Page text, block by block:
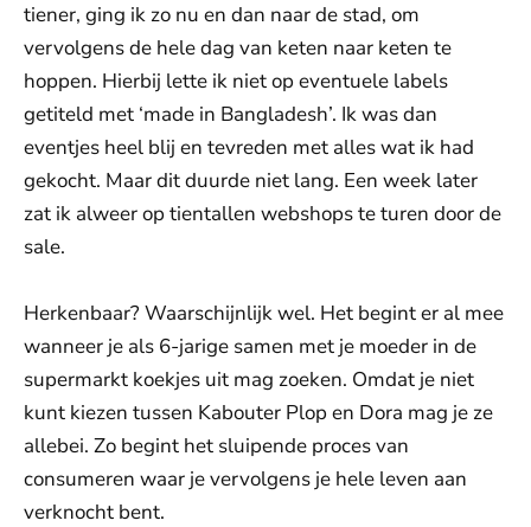
tiener, ging ik zo nu en dan naar de stad, om
vervolgens de hele dag van keten naar keten te
hoppen. Hierbij lette ik niet op eventuele labels
getiteld met ‘made in Bangladesh’. Ik was dan
eventjes heel blij en tevreden met alles wat ik had
gekocht. Maar dit duurde niet lang. Een week later
zat ik alweer op tientallen webshops te turen door de
sale.
Herkenbaar? Waarschijnlijk wel. Het begint er al mee
wanneer je als 6-jarige samen met je moeder in de
supermarkt koekjes uit mag zoeken. Omdat je niet
kunt kiezen tussen Kabouter Plop en Dora mag je ze
allebei. Zo begint het sluipende proces van
consumeren waar je vervolgens je hele leven aan
verknocht bent.